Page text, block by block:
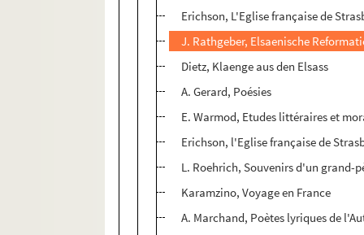
Erichson, L'Eglise française de
J. Rathgeber, Elsaenische
Dietz, Klaenge aus den Elsass
A. Gerard, Poésies
E. Warmod, Etudes littéraires et
Erichson, l'Eglise française de
L. Roehrich, Souvenirs d'un grand-
Karamzino, Voyage en France
A. Marchand, Poètes lyriques de